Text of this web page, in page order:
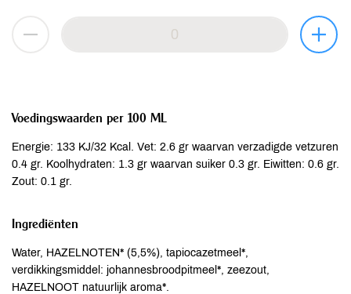
Voedingswaarden per 100 ML
Energie: 133 KJ/32 Kcal. Vet: 2.6 gr waarvan verzadigde vetzuren
0.4 gr. Koolhydraten: 1.3 gr waarvan suiker 0.3 gr. Eiwitten: 0.6 gr.
Zout: 0.1 gr.
Ingrediënten
Water, HAZELNOTEN* (5,5%), tapiocazetmeel*,
verdikkingsmiddel: johannesbroodpitmeel*, zeezout,
HAZELNOOT natuurlijk aroma*.